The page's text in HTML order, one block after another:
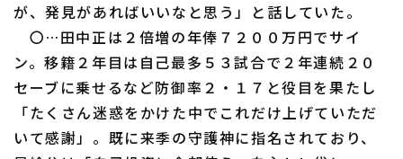
が、発見があればいいなと思う」と話していた。
〇…田中正は２倍増の年俸７２００万円でサイ
ン。移籍２年目は自己最多５３試合で２年連続２０
セーブに乗せるなど防御率２・１７と役目を果たし
「たくさん迷惑をかけた中でこれだけ上げていただ
いて感謝」。既に来季の守護神に指名されており、